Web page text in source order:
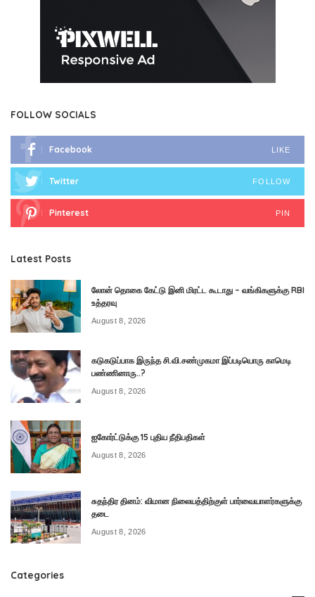
FOLLOW SOCIALS
Facebook LIKE
Twitter FOLLOW
Pinterest PIN
Latest Posts
லோன் தொகை கேட்டு இனி மிரட்ட கூடாது – வங்கிகளுக்கு RBI
உத்தரவு
August 8, 2026
கடுகடுப்பாக இருந்த சி.வி.சண்முகமா இப்படியொரு காமெடி
பண்ணினாரு..?
August 8, 2026
ஐகோர்ட்டுக்கு 15 புதிய நீதிபதிகள்
August 8, 2026
சுதந்திர தினம்: விமான நிலையத்திற்குள் பார்வையாளர்களுக்கு
தடை
August 8, 2026
Categories